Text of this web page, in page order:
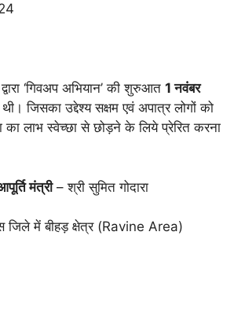
‘गिवअप अभियान’ की शुरुआत 1 नवंबर
जिसका उद्देश्य सक्षम एवं अपात्र लोगों को
का लाभ स्वेच्छा से छोड़ने के लिये प्रेरित करना
मंत्री– श्री सुमित गोदारा
जिले में बीहड़ क्षेत्र (Ravine Area)